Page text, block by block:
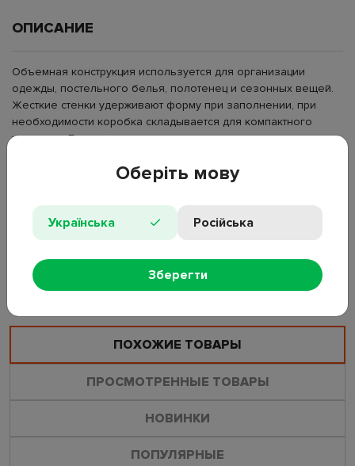
ОПИСАНИЕ
Объемная конструкция используется для организации
одежды, постельного белья, полотенец и сезонных вещей.
Жесткие стенки удерживают форму при заполнении, при
необходимости коробка складывается для компактного
хранения. Боковые ручки применяются для выдвижения из
Размеры: 31×31×31 см
Особенности: складная конструкция, жесткие стенки, ручки
ОСТАВИТЬ ОТЗЫВ ЗАДАТЬ ВОПРОС
ПОХОЖИЕ ТОВАРЫ
ПРОСМОТРЕННЫЕ ТОВАРЫ
НОВИНКИ
ПОПУЛЯРНЫЕ
Оберіть мову
Українська Російська
Зберегти